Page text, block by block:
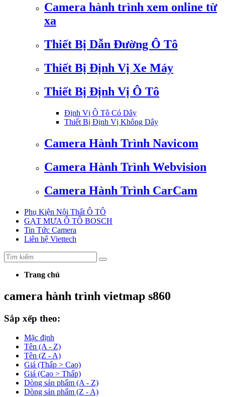
Camera hành trình xem online từ
xa
Thiết Bị Dẫn Đường Ô Tô
Thiết Bị Định Vị Xe Máy
Thiết Bị Định Vị Ô Tô
Định Vị Ô Tô Có Dây
Thiết Bị Định Vị Không Dây
Camera Hành Trình Navicom
Camera Hành Trình Webvision
Camera Hành Trình CarCam
Phụ Kiện Nội Thất Ô TÔ
GẠT MƯA Ô TÔ BOSCH
Tin Tức Camera
Liên hệ Viettech
Trang chủ
camera hành trình vietmap s860
Sắp xếp theo:
Mặc định
Tên (A - Z)
Tên (Z - A)
Giá (Thấp > Cao)
Giá (Cao > Thấp)
Dòng sản phẩm (A - Z)
Dòng sản phẩm (Z - A)